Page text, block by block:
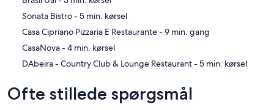
‪Sonata Bistro - ‬5 min. kørsel
‪Casa Cipriano Pizzaria E Restaurante - ‬9 min. gang
‪CasaNova - ‬4 min. kørsel
‪DAbeira - Country Club & Lounge Restaurant - ‬5 min. kørsel
Ofte stillede spørgsmål